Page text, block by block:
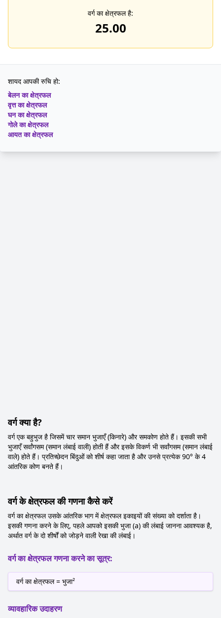
वर्ग का क्षेत्रफल है:
25.00
शायद आपकी रुचि हो:
बेलन का क्षेत्रफल
वृत्त का क्षेत्रफल
घन का क्षेत्रफल
गोले का क्षेत्रफल
आयत का क्षेत्रफल
वर्ग क्या है?
वर्ग एक बहुभुज है जिसमें चार समान भुजाएँ (किनारे) और समकोण होते हैं। इसकी सभी
भुजाएँ सर्वांगसम (समान लंबाई वाली) होती हैं और इसके विकर्ण भी सर्वांगसम (समान लंबाई
वाले) होते हैं। प्रतिच्छेदन बिंदुओं को शीर्ष कहा जाता है और उनसे प्रत्येक 90° के 4
आंतरिक कोण बनते हैं।
वर्ग के क्षेत्रफल की गणना कैसे करें
वर्ग का क्षेत्रफल उसके आंतरिक भाग में क्षेत्रफल इकाइयों की संख्या को दर्शाता है।
इसकी गणना करने के लिए, पहले आपको इसकी भुजा (a) की लंबाई जानना आवश्यक है,
अर्थात वर्ग के दो शीर्षों को जोड़ने वाली रेखा की लंबाई।
वर्ग का क्षेत्रफल गणना करने का सूत्र:
वर्ग का क्षेत्रफल = भुजा²
व्यावहारिक उदाहरण